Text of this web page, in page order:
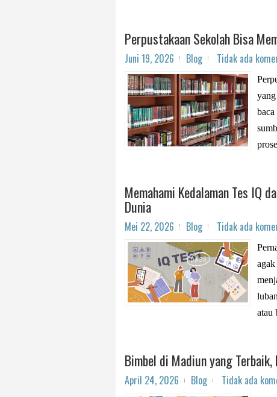
Perpustakaan Sekolah Bisa
Juni 19, 2026 Blog Tidak ada
Memahami Kedalaman Tes IQ
Dunia
Mei 22, 2026 Blog Tidak ada
atau
Bimbel di Madiun yang Terbaik,
April 24, 2026 Blog Tidak ada